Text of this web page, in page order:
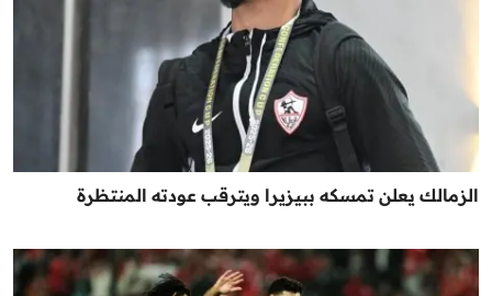
الزمالك يعلن تمسكه ببيزيرا ويترقب عودته المنتظرة